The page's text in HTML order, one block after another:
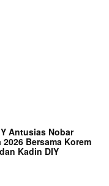
Antusias Nobar
Bersama Korem
Kadin DIY